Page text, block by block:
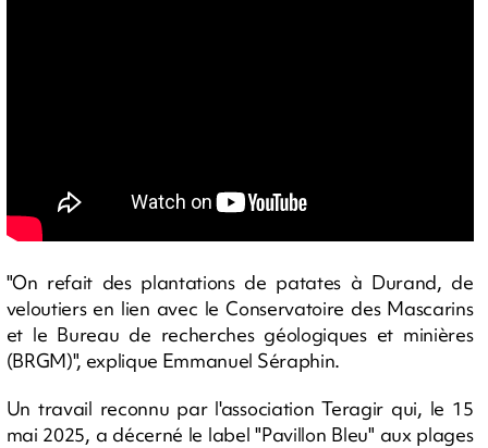
"On refait des plantations de patates à Durand, de
veloutiers en lien avec le Conservatoire des Mascarins
et le Bureau de recherches géologiques et minières
(BRGM)", explique Emmanuel Séraphin.
Un travail reconnu par l'association Teragir qui, le 15
mai 2025, a décerné le label "Pavillon Bleu" aux plages